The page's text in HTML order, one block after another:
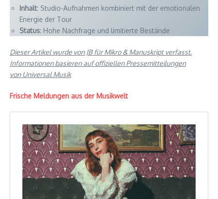
Inhalt: Studio-Aufnahmen kombiniert mit der emotionalen
Energie der Tour
Status: Hohe Nachfrage und limitierte Bestände
Dieser Artikel wurde von JB für Mikro & Manuskript verfasst.
Informationen basieren auf offiziellen Pressemitteilungen
von Universal Musik
Frische Meldungen aus der Musikwelt